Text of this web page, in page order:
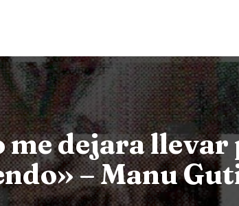
dejara llevar
– Manu